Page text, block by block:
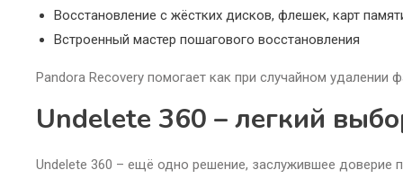
Восстановление с жёстких дисков, флешек, карт
Встроенный мастер пошагового восстановления
Pandora Recovery помогает как при случайном удалении
Undelete 360 – легкий
Undelete 360 – ещё одно решение, заслужившее доверие